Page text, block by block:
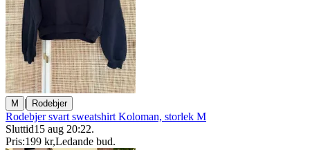
M | Rodebjer
Rodebjer svart sweatshirt Koloman, storlek M
Sluttid15 aug 20:22.
Pris:199 kr,Ledande bud.